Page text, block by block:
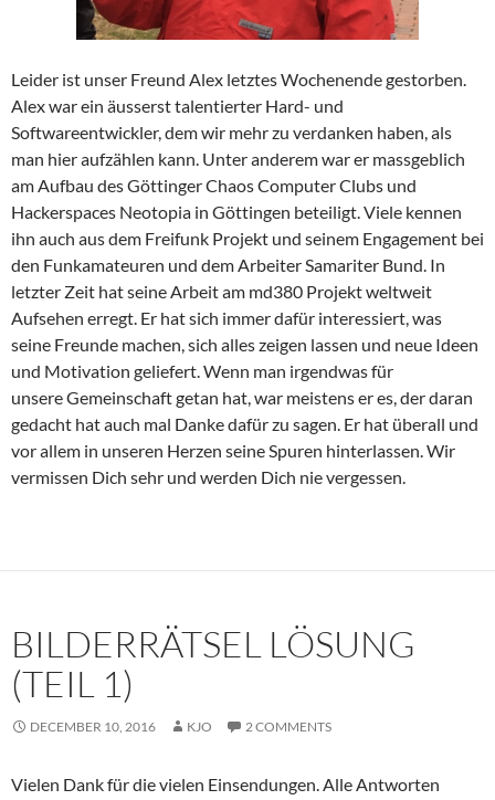
Leider ist unser Freund Alex letztes Wochenende gestorben.
Alex war ein äusserst talentierter Hard- und
Softwareentwickler, dem wir mehr zu verdanken haben, als
man hier aufzählen kann. Unter anderem war er massgeblich
am Aufbau des Göttinger Chaos Computer Clubs und
Hackerspaces Neotopia in Göttingen beteiligt. Viele kennen
ihn auch aus dem Freifunk Projekt und seinem Engagement bei
den Funkamateuren und dem Arbeiter Samariter Bund. In
letzter Zeit hat seine Arbeit am md380 Projekt weltweit
Aufsehen erregt. Er hat sich immer dafür interessiert, was
seine Freunde machen, sich alles zeigen lassen und neue Ideen
und Motivation geliefert. Wenn man irgendwas für
unsere Gemeinschaft getan hat, war meistens er es, der daran
gedacht hat auch mal Danke dafür zu sagen. Er hat überall und
vor allem in unseren Herzen seine Spuren hinterlassen. Wir
vermissen Dich sehr und werden Dich nie vergessen.
BILDERRÄTSEL LÖSUNG
(TEIL 1)
DECEMBER 10, 2016 KJO 2 COMMENTS
Vielen Dank für die vielen Einsendungen. Alle Antworten